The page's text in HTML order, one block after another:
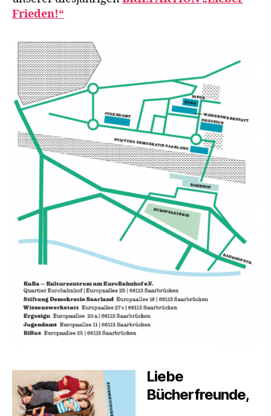
Frieden!“
Liebe
Bücherfreunde,